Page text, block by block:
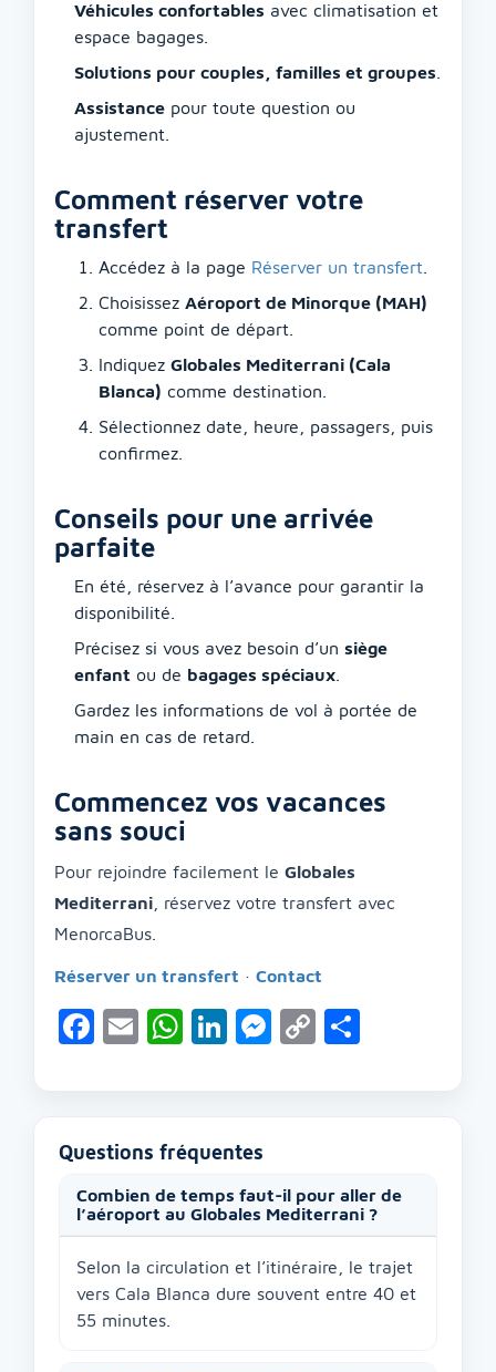
Véhicules confortables avec climatisation et
espace bagages.
Solutions pour couples, familles et groupes
Assistance pour toute question ou
ajustement.
Comment réserver votre
transfert
Accédez à la page Réserver un transfert
Choisissez Aéroport de Minorque (MAH)
comme point de départ.
Indiquez Globales Mediterrani (Cala
Blanca) comme destination.
Sélectionnez date, heure, passagers, puis
confirmez.
Conseils pour une arrivée
parfaite
En été, réservez à l’avance pour garantir la
disponibilité.
Précisez si vous avez besoin d’un siège
enfant ou de bagages spéciaux
Gardez les informations de vol à portée de
main en cas de retard.
Commencez vos vacances
sans souci
Pour rejoindre facilement le Globales
Mediterrani , réservez votre transfert avec
MenorcaBus.
Réserver un transfert · Contact
Facebook
EmailWhatsApp
LinkedIn
Messenger
Copy
Questions fréquentes
Combien de temps faut-il pour aller de
l’aéroport au Globales Mediterrani ?
Selon la circulation et l’itinéraire, le trajet
vers Cala Blanca dure souvent entre 40 et
55 minutes.